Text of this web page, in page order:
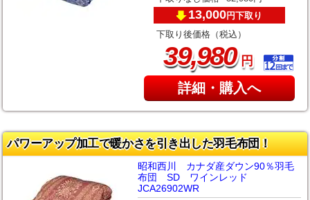
13,000円下取り
下取り後価格（税込）
39,980円
詳細・購入へ
パワーアップ加工で暖かさを引き出した羽毛布団！
昭和西川 カナダ産ダウン90％羽毛
布団 SD ワインレッド
JCA26902WR